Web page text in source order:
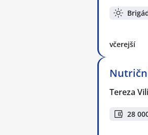
včerejší
Tereza
28